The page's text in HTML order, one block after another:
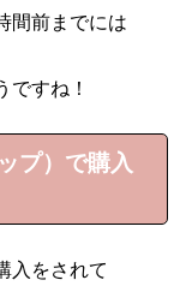
間前までには
ですね！
プ）で購入
入をされて